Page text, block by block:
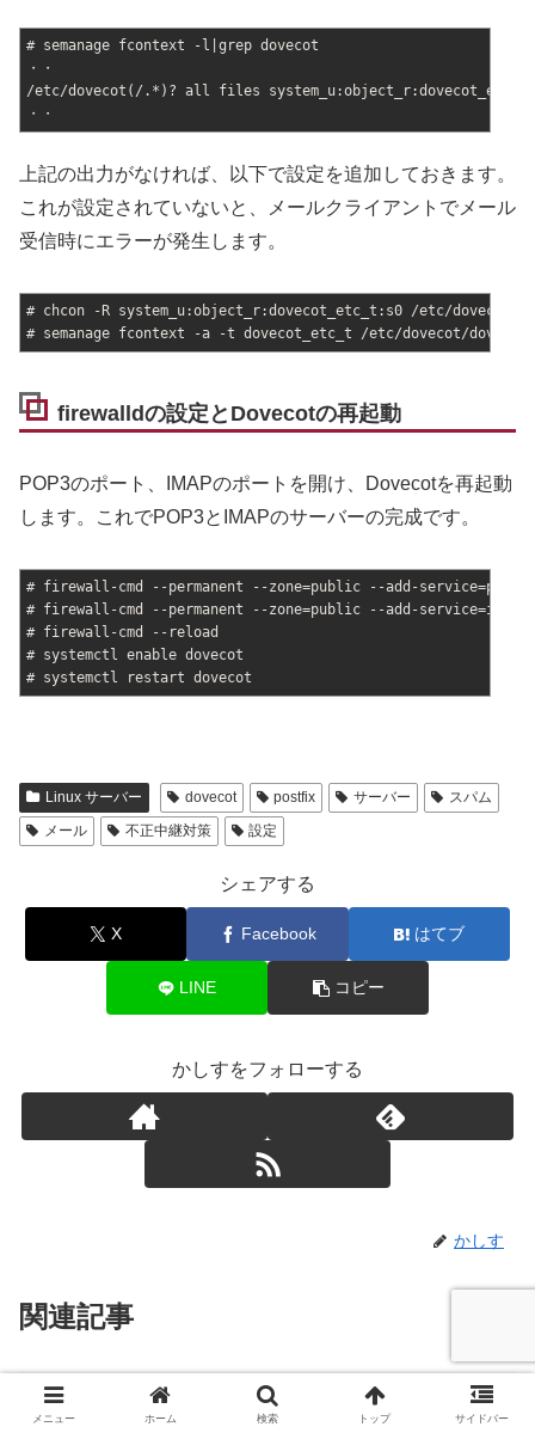
# semanage fcontext -l|grep dovecot
・・
/etc/dovecot(/.*)? all files
・・
上記の出力がなければ、以下で設定を追加しておきます。
これが設定されていないと、メールクライアントでメール
受信時にエラーが発生します。
# chcon -R system_u:object_r:dovecot_etc_t:s0 /etc/dovecot/
# semanage fcontext -a -t dovecot_etc_t /etc/dovecot/dovecot-
firewalldの設定とDovecotの再起動
POP3のポート、IMAPのポートを開け、Dovecotを再起動
します。これでPOP3とIMAPのサーバーの完成です。
# firewall-cmd --permanent --zone=public --add-service=pop3
# firewall-cmd --permanent --zone=public --add-service=imap
# firewall-cmd --reload
# systemctl enable dovecot
# systemctl restart dovecot
Linux サーバー dovecot postfix サーバー
スパム
メール
不正中継対策 設定
シェアする
X Facebook はてブ
LINE コピー
かしすをフォローする
かしす
関連記事
Linux サーバー
Let’s Encrypt を利用したメール
サーバー( Postfix と Dovecot )の
メニュー ホーム 検索 トップ サイドバー